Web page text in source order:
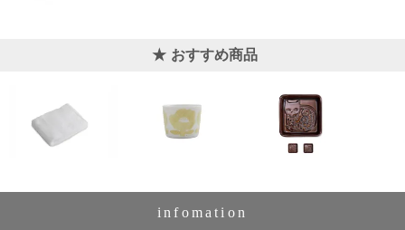
おすすめ商品
infomation